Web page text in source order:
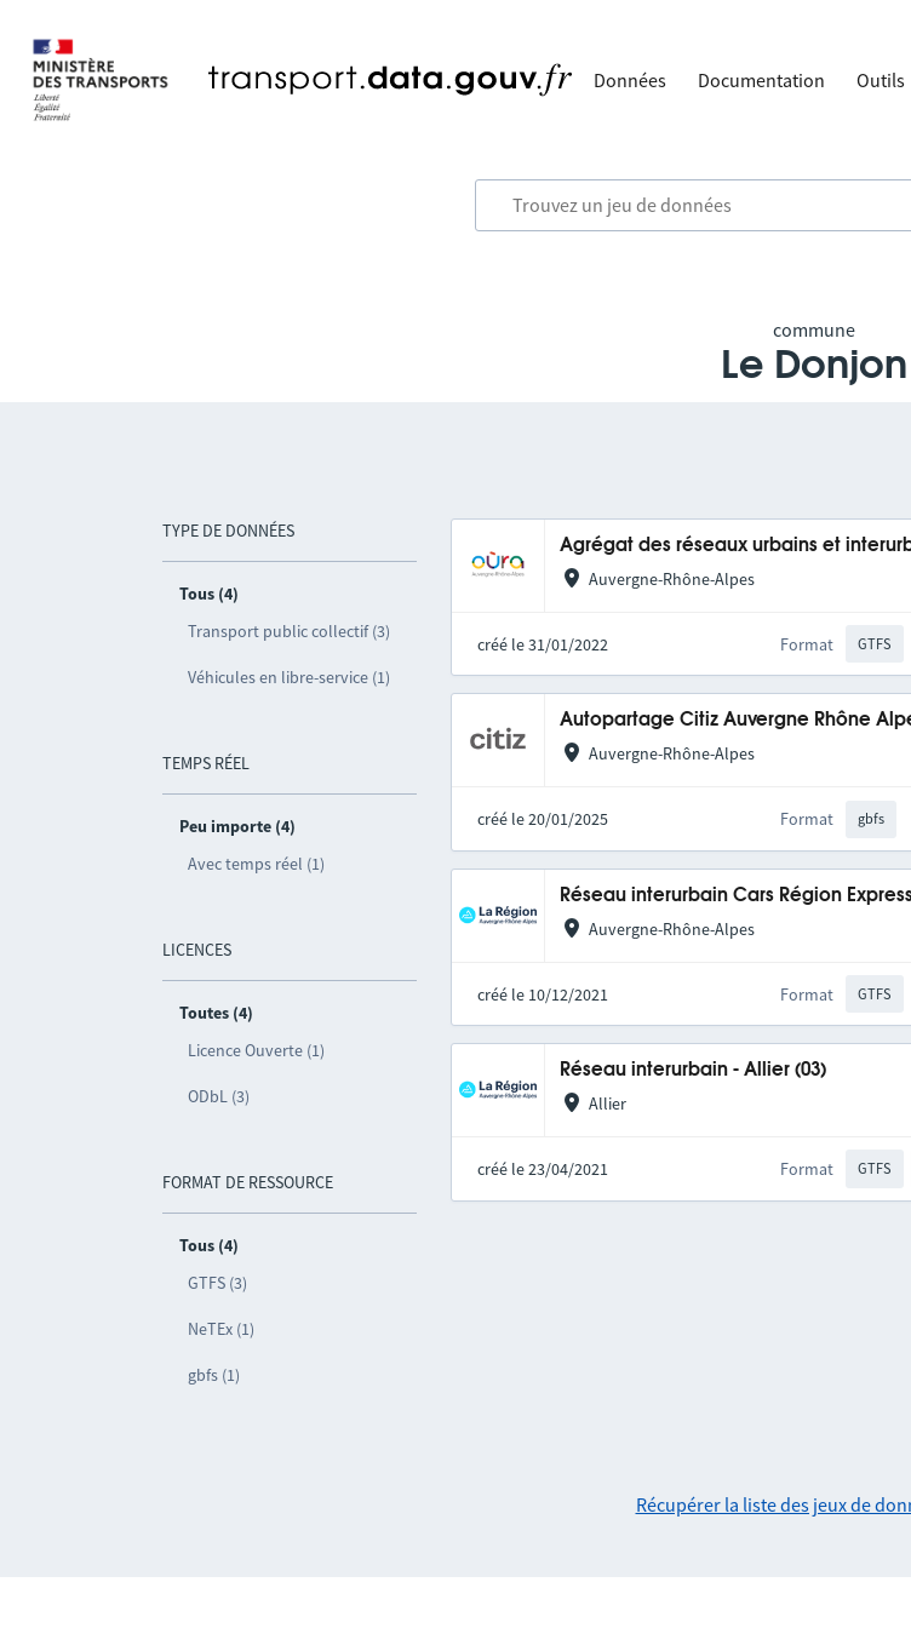
Données Documentation Outils
commune
Le Donjon
TYPE DE DONNÉES
Tous (4)
Transport public collectif (3)
Véhicules en libre-service (1)
TEMPS RÉEL
Peu importe (4)
Avec temps réel (1)
LICENCES
Toutes (4)
Licence Ouverte (1)
ODbL (3)
FORMAT DE RESSOURCE
Tous (4)
GTFS (3)
NeTEx (1)
gbfs (1)
Agrégat des réseaux urbains et
Auvergne-Rhône-Alpes
créé le 31/01/2022 Format GTFS
Autopartage Citiz Auvergne Rhône
Auvergne-Rhône-Alpes
créé le 20/01/2025 Format gbfs
Réseau interurbain Cars Région
Auvergne-Rhône-Alpes
créé le 10/12/2021 Format GTFS
Réseau interurbain - Allier (03)
Allier
créé le 23/04/2021 Format GTFS
Récupérer la liste des jeux de